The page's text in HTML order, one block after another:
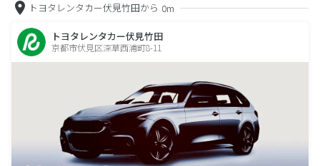
トヨタレンタカー伏見竹田から 0m
トヨタレンタカー伏見竹田
京都市伏見区深草西浦町8-11